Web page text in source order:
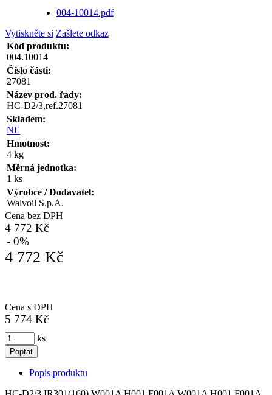
004-10014.pdf
Vytiskněte si Zašlete odkaz
Kód produktu:
004.10014
Číslo části:
27081
Název prod. řady:
HC-D2/3,ref.27081
Skladem:
NE
Hmotnost:
4 kg
Měrná jednotka:
1 ks
Výrobce / Dodavatel:
Walvoil S.p.A.
Cena bez DPH
4 772 Kč
- 0%
4 772 Kč
Cena s DPH
5 774 Kč
ks
Poptat
Popis produktu